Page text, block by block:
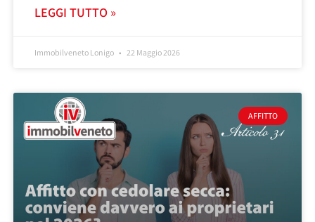
LEGGI TUTTO »
Immobilveneto Lonigo 22 Maggio 2026
AFFITTO